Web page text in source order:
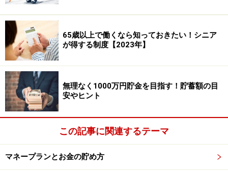
65歳以上で働くなら知っておきたい！シニア
が得する制度【2023年】
無理なく1000万円貯金を目指す！貯蓄額の目
安やヒント
この記事に関連するテーマ
マネープランとお金の貯め方